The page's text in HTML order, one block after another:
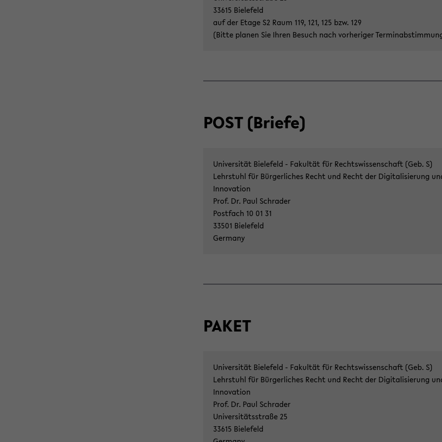
33615 Bie­le­feld
auf der Etage S2 Raum 119, 121, 125 bzw. 129
(Bitte pla­nen Sie Ihren Be­such nach vor­he­ri­ger
POST (Brie­fe)
Uni­ver­si­tät Bie­le­feld - Fa­kul­tät für Rechts­wis­sen­schaft (Geb. S)
Lehr­stuhl für Bür­ger­li­ches Recht und Recht der Di­gi­ta­li­sie­rung
In­no­va­ti­on
Prof. Dr. Paul Schra­der
Post­fach 10 01 31
33501 Bie­le­feld
Ger­ma­ny
PAKET
Uni­ver­si­tät Bie­le­feld - Fa­kul­tät für Rechts­wis­sen­schaft (Geb. S)
Lehr­stuhl für Bür­ger­li­ches Recht und Recht der Di­gi­ta­li­sie­rung
In­no­va­ti­on
Prof. Dr. Paul Schra­der
Uni­ver­si­täts­stra­ße 25
33615 Bie­le­feld